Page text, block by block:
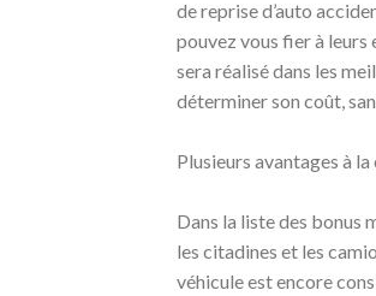
de reprise d’auto
pouvez vous fier à leurs
sera réalisé dans les
déterminer son coût,
Plusieurs avantages à la
Dans la liste des bonus
les citadines et les
véhicule est encore